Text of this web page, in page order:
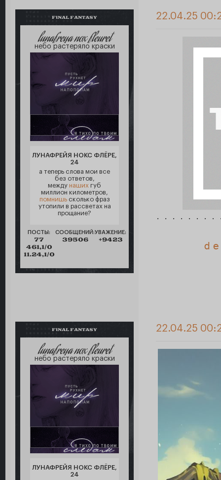
FINAL FANTASY
lunafreya nox fleuret
небо растеряло краски
ЛУНАФРЕЙЯ НОКС ФЛЁРЕ,
24
а теперь слова мои все
без ответов,
между наших губ
миллион километров,
помнишьсколько фраз
утопили в рассветах на
прощание?
ПОСТЫ:
77
461,1/0
11.24,1/0
СООБЩЕНИЙ:
39506
УВАЖЕНИЕ:
+9423
22.04.25
• • • • • • • •
d
FINAL FANTASY
lunafreya nox fleuret
небо растеряло краски
ЛУНАФРЕЙЯ НОКС ФЛЁРЕ,
24
22.04.25